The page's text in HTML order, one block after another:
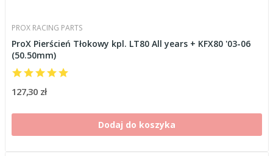
PROX RACING PARTS
ProX Pierścień Tłokowy kpl. LT80 All years + KFX80 '03-06
(50.50mm)
127,30 zł
Dodaj do koszyka